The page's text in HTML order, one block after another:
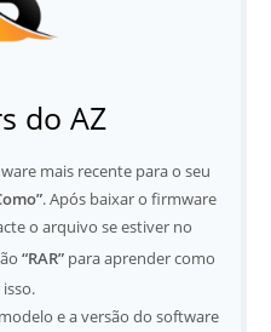
do AZ
mais recente para o seu
. Após baixar o firmware
o arquivo se estiver no
“RAR” para aprender como
e a versão do software